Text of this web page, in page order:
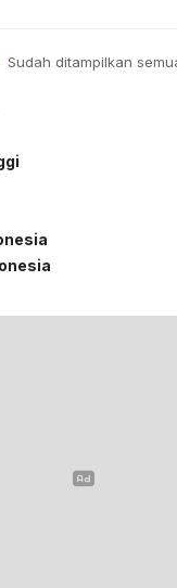
Sudah ditampilkan